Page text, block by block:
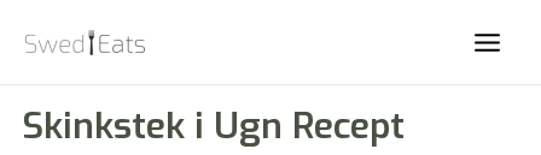
Skinkstek i Ugn Recept